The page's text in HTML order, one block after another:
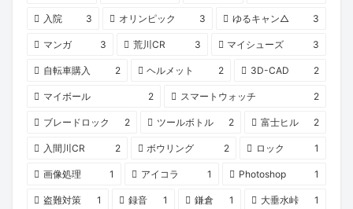
入院 3 オリンピック 3 ゆるキャン△ 3
マンガ 3 荒川CR 3 マイシューズ 3
自転車購入 2 ヘルメット 2 3D-CAD 2
マイボール 2 スマートウォッチ 2
ブレードロック 2 ツールボトル 2 富士ヒル 2
入間川CR 2 ボウリング 2 ロック 1
画像処理 1 アイコラ 1 Photoshop 1
盗難対策 1 録音 1 鎌倉 1 大垂水峠 1